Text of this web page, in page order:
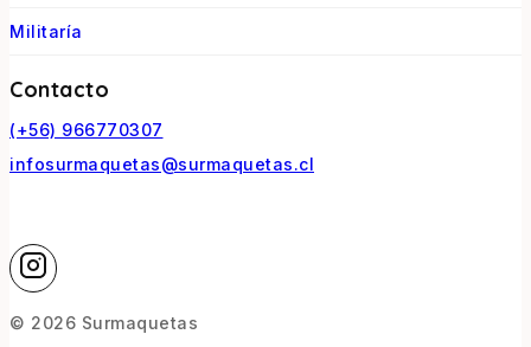
Militaría
Contacto
(+56) 966770307
infosurmaquetas@surmaquetas.cl
© 2026 Surmaquetas